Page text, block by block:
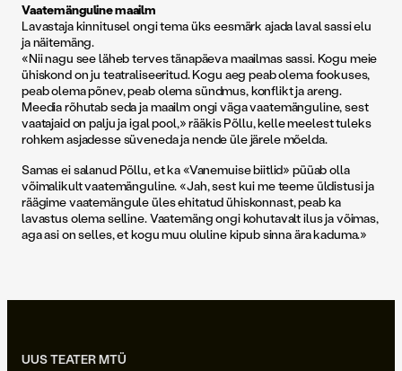
Vaatemänguline maailm
Lavastaja kinnitusel ongi tema üks eesmärk ajada laval sassi elu
ja näitemäng.
«Nii nagu see läheb terves tänapäeva maailmas sassi. Kogu meie
ühiskond on ju teatraliseeritud. Kogu aeg peab olema fookuses,
peab olema põnev, peab olema sündmus, konflikt ja areng.
Meedia rõhutab seda ja maailm ongi väga vaatemänguline, sest
vaatajaid on palju ja igal pool,» rääkis Põllu, kelle meelest tuleks
rohkem asjadesse süveneda ja nende üle järele mõelda.
Samas ei salanud Põllu, et ka «Vanemuise biitlid» püüab olla
võimalikult vaatemänguline. «Jah, sest kui me teeme üldistusi ja
räägime vaatemängule üles ehitatud ühiskonnast, peab ka
lavastus olema selline. Vaatemäng ongi kohutavalt ilus ja võimas,
aga asi on selles, et kogu muu oluline kipub sinna ära kaduma.»
UUS TEATER MTÜ